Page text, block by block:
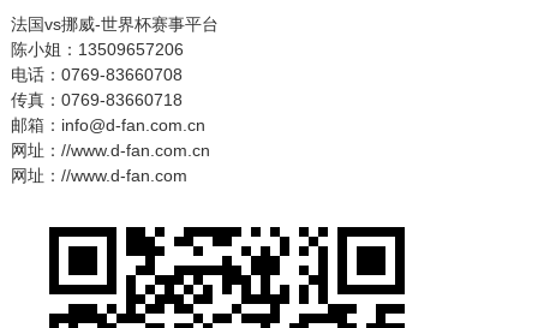
法国vs挪威-世界杯赛事平台
陈小姐：13509657206
电话：0769-83660708
传真：0769-83660718
邮箱：info@d-fan.com.cn
网址：//www.d-fan.com.cn
网址：//www.d-fan.com